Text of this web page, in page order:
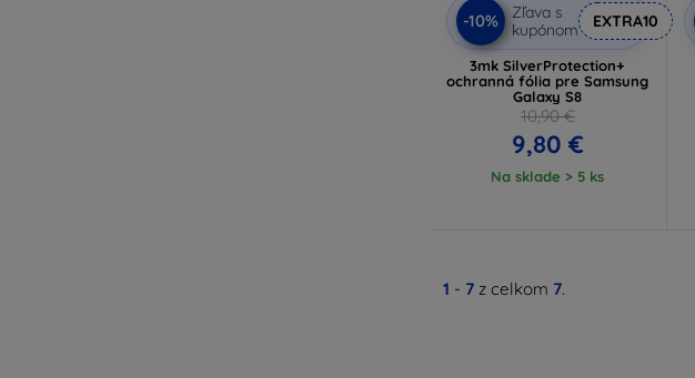
-10%
Zľava s
kupónom
EXTRA10
3mk SilverProtection+
ochranná fólia pre Samsung
Galaxy S8
10,90 €
9,80 €
Na sklade > 5 ks
1 - 7 z celkom 7.